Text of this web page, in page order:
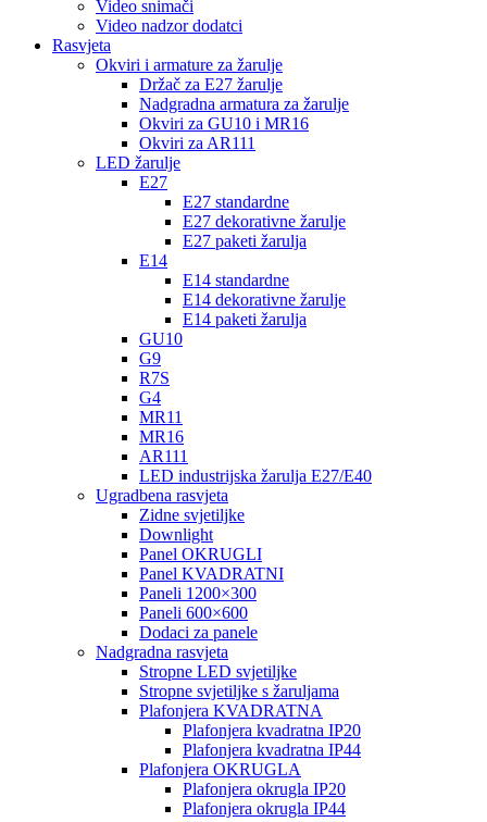
Video snimači
Video nadzor dodatci
Rasvjeta
Okviri i armature za žarulje
Držač za E27 žarulje
Nadgradna armatura za žarulje
Okviri za GU10 i MR16
Okviri za AR111
LED žarulje
E27
E27 standardne
E27 dekorativne žarulje
E27 paketi žarulja
E14
E14 standardne
E14 dekorativne žarulje
E14 paketi žarulja
GU10
G9
R7S
G4
MR11
MR16
AR111
LED industrijska žarulja E27/E40
Ugradbena rasvjeta
Zidne svjetiljke
Downlight
Panel OKRUGLI
Panel KVADRATNI
Paneli 1200×300
Paneli 600×600
Dodaci za panele
Nadgradna rasvjeta
Stropne LED svjetiljke
Stropne svjetiljke s žaruljama
Plafonjera KVADRATNA
Plafonjera kvadratna IP20
Plafonjera kvadratna IP44
Plafonjera OKRUGLA
Plafonjera okrugla IP20
Plafonjera okrugla IP44